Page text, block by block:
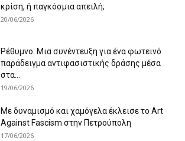
κρίση, ή παγκόσμια απειλή;
20/06/2026
Ρέθυμνο: Μια συνέντευξη για ένα φωτεινό
παράδειγμα αντιφασιστικής δράσης μέσα
στα...
19/06/2026
Με δυναμισμό και χαμόγελα έκλεισε το Art
Against Fascism στην Πετρούπολη
17/06/2026